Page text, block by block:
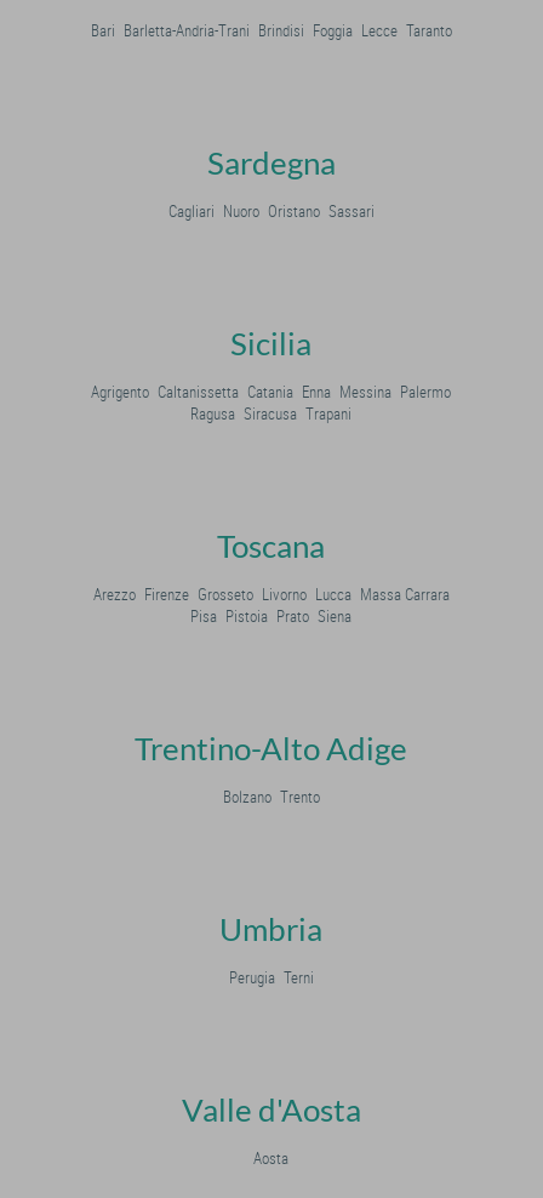
Bari Barletta-Andria-Trani Brindisi Foggia Lecce Taranto
Sardegna
Cagliari Nuoro Oristano Sassari
Sicilia
Agrigento Caltanissetta Catania Enna Messina Palermo
Ragusa Siracusa Trapani
Toscana
Arezzo Firenze Grosseto Livorno Lucca Massa Carrara
Pisa Pistoia Prato Siena
Trentino-Alto Adige
Bolzano Trento
Umbria
Perugia Terni
Valle d'Aosta
Aosta